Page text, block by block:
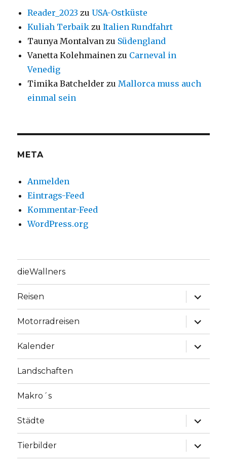
Reader_2023 zuUSA-Ostküste
Kuliah Terbaik zuItalien Rundfahrt
Taunya Montalvan zu Südengland
Vanetta Kolehmainen zu Carneval in
Venedig
Timika Batchelder zu Mallorca muss auch
einmal sein
META
Anmelden
Eintrags-Feed
Kommentar-Feed
WordPress.org
dieWallners
Reisen
Motorradreisen
Kalender
Landschaften
Makro´s
Städte
Tierbilder